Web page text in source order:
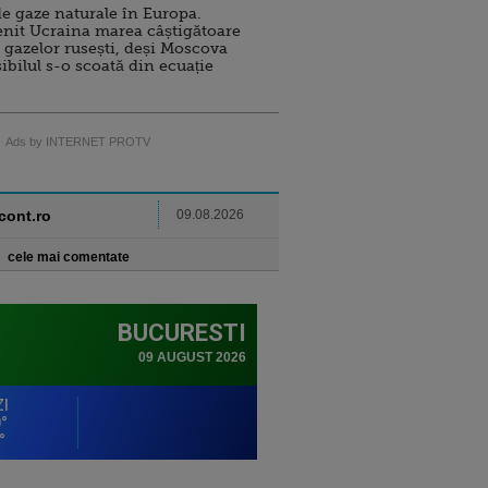
gaze naturale în Europa.
Ucraina marea câștigătoare
rusești, deși Moscova
s-o scoată din ecuație
Ads by INTERNET PROTV
09.08.2026
cele mai comentate